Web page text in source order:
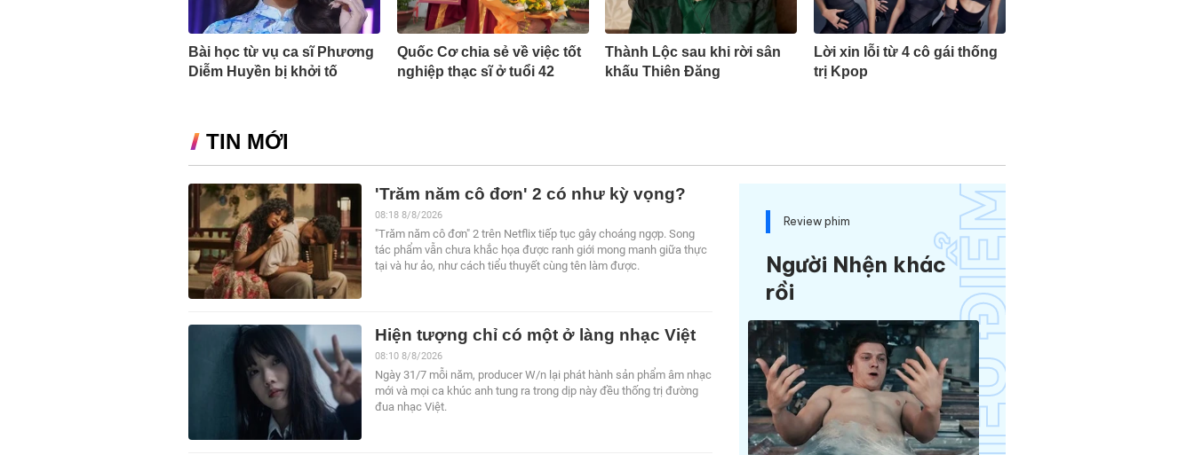
Bài học từ vụ ca sĩ Phương
Diễm Huyền bị khởi tố
Quốc Cơ chia sẻ về việc tốt
nghiệp thạc sĩ ở tuổi 42
Thành Lộc sau khi rời sân
khấu Thiên Đăng
Lời xin lỗi từ 4 cô gái thống
trị Kpop
TIN MỚI
'Trăm năm cô đơn' 2 có như kỳ vọng?
08:18 8/8/2026
"Trăm năm cô đơn" 2 trên Netflix tiếp tục gây choáng ngợp. Song
tác phẩm vẫn chưa khắc họa được ranh giới mong manh giữa thực
tại và hư ảo, như cách tiểu thuyết cùng tên làm được.
Hiện tượng chỉ có một ở làng nhạc Việt
08:10 8/8/2026
Ngày 31/7 mỗi năm, producer W/n lại phát hành sản phẩm âm nhạc
mới và mọi ca khúc anh tung ra trong dịp này đều thống trị đường
đua nhạc Việt.
Review phim
Người Nhện khác
rồi